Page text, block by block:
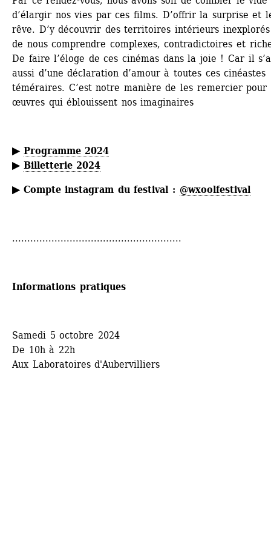
d’élargir nos vies par ces films. D’offrir la surprise et
rêve. D’y découvrir des territoires intérieurs
de nous comprendre complexes, contradictoires et
De faire l’éloge de ces cinémas dans la joie ! Car il
aussi d’une déclaration d’amour à toutes ces cinéastes
téméraires. C’est notre manière de les remercier pour
œuvres qui éblouissent nos imaginaires
▶ Programme 2024
▶ Billetterie 2024
▶ Compte instagram du festival : @wxoolfestival
........................................................
Informations pratiques
Samedi 5 octobre 2024
De 10h à 22h
Aux Laboratoires d'Aubervilliers